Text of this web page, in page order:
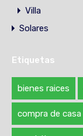
Villa
Solares
Etiquetas
bienes raices
compra de casa